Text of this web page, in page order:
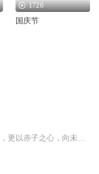
1726
国庆节